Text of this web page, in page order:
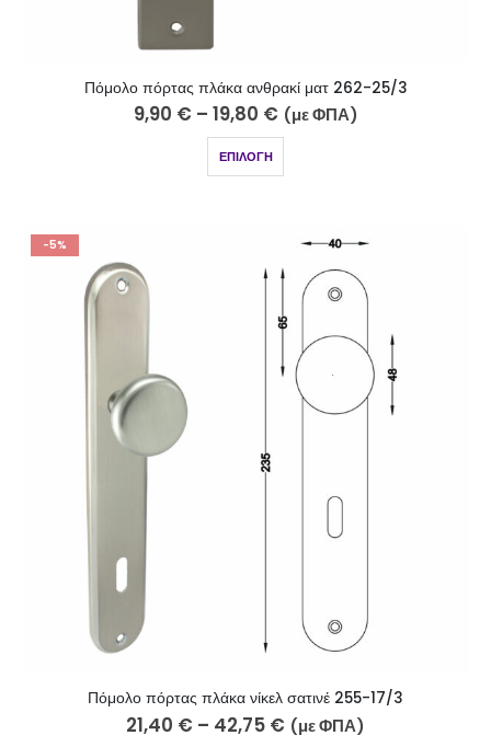
Πόμολο πόρτας πλάκα ανθρακί ματ 262-25/3
9,90 € – 19,80 € (με ΦΠΑ)
ΕΠΙΛΟΓΉ
-5%
Πόμολο πόρτας πλάκα νίκελ σατινέ 255-17/3
21,40 € – 42,75 € (με ΦΠΑ)